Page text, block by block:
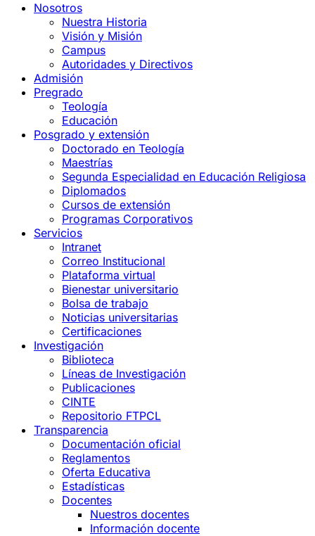
Nosotros
Nuestra Historia
Visión y Misión
Campus
Autoridades y Directivos
Admisión
Pregrado
Teología
Educación
Posgrado y extensión
Doctorado en Teología
Maestrías
Segunda Especialidad en Educación Religiosa
Diplomados
Cursos de extensión
Programas Corporativos
Servicios
Intranet
Correo Institucional
Plataforma virtual
Bienestar universitario
Bolsa de trabajo
Noticias universitarias
Certificaciones
Investigación
Biblioteca
Líneas de Investigación
Publicaciones
CINTE
Repositorio FTPCL
Transparencia
Documentación oficial
Reglamentos
Oferta Educativa
Estadísticas
Docentes
Nuestros docentes
Información docente